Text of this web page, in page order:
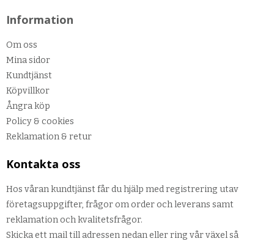
Information
Om oss
Mina sidor
Kundtjänst
Köpvillkor
Ångra köp
Policy & cookies
Reklamation & retur
Kontakta oss
Hos våran kundtjänst får du hjälp med registrering utav
företagsuppgifter, frågor om order och leverans samt
reklamation och kvalitetsfrågor.
Skicka ett mail till adressen nedan eller ring vår växel så